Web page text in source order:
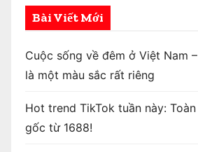
Bài Viết Mới
Cuộc sống về đêm ở Việt Nam
là một màu sắc rất riêng
Hot trend TikTok tuần này:
gốc từ 1688!